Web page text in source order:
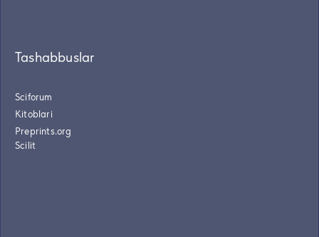
Tashabbuslar
Sciforum
Kitoblari
Preprints.org
Scilit